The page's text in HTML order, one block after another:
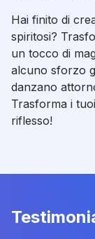
Hai finito di
spiritosi?
un tocco di
alcuno sforzo
danzano
Trasforma i
riflesso!